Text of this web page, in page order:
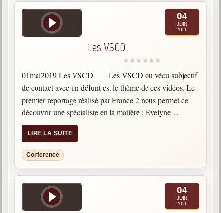
Vidéoscope
Filmothèque
Vidéos courtes de Divaldo
Liens spirites
Centres spirites
France
Belgique, Lux. et Canada
Fédérations spirites
Médias spirites
04
JUIN
2026
Les VSCD
01mai2019 Les VSCD Les VSCD ou vécu subjectif
de contact avec un défunt est le thème de ces vidéos. Le
premier reportage réalisé par France 2 nous permet de
découvrir une spécialiste en la matière : Evelyne
Elsaesser. Pour…
LIRE LA SUITE
Conference
04
JUIN
2026